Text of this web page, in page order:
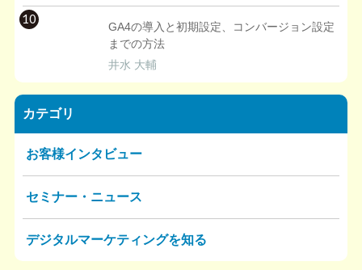
10
GA4の導入と初期設定、コンバージョン設定
までの方法
井水 大輔
カテゴリ
お客様インタビュー
セミナー・ニュース
デジタルマーケティングを知る